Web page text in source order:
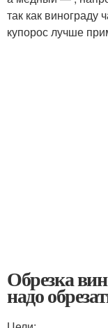
так как винограду
купорос лучше
Обрезка
надо